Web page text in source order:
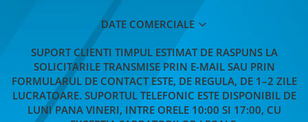
DATE COMERCIALE
SUPORT CLIENTI TIMPUL ESTIMAT DE RASPUNS LA
SOLICITARILE TRANSMISE PRIN E-MAIL SAU PRIN
FORMULARUL DE CONTACT ESTE, DE REGULA, DE 1–2 ZILE
LUCRATOARE. SUPORTUL TELEFONIC ESTE DISPONIBIL DE
LUNI PANA VINERI, INTRE ORELE 10:00 SI 17:00, CU